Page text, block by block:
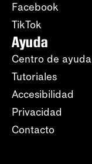
Facebook
TikTok
Ayuda
Centro de ayuda
Tutoriales
Accesibilidad
Privacidad
Contacto